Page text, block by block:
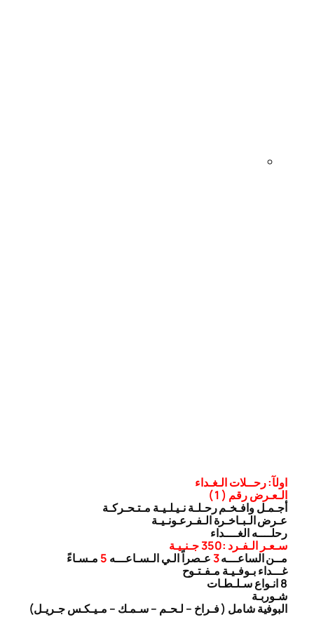
اولآ: رحــلات الـغـداء
الـعـرض رقم ( 1 )
أجـمـل وافـخـم رحـلـة نـيـلـيـة مـتـحـركـة
عـرض الـبـاخـرة الـفـرعـونـيـة
رحلــــه الغــــداء
سـعـر الـفـرد :350 جـنـيـة
مــن الساعـــه3عـصراً الـي الـسـاعـــه 5 مـسـاءً
غـــداء بـوفـيـة مـفـتـوح
8 انـواع سـلـطـات
شـوربـة
البوفية شامل ( فـراخ – لـحـم – سـمـك – مـيـكـس جـريـل)